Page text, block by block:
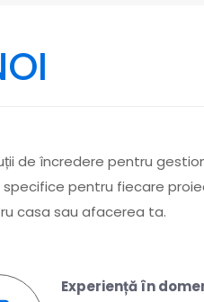
de încredere pentru
pentru fiecare
casa sau afacerea ta.
Experiență în